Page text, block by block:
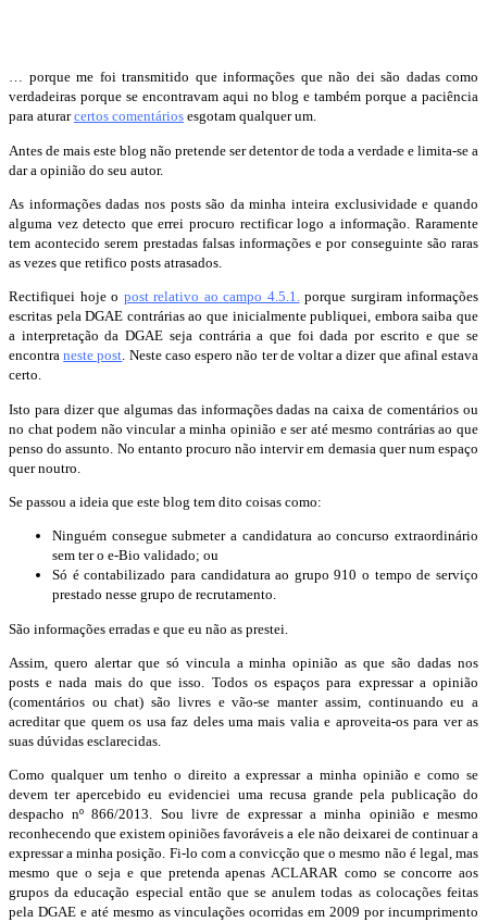
… porque me foi transmitido que informações que não dei são dadas como
verdadeiras porque se encontravam aqui no blog e também porque a paciência
para aturarcertos comentários esgotam qualquer um.
Antes de mais este blog não pretende ser detentor de toda a verdade e limita-se a
dar a opinião do seu autor.
As informações dadas nos posts são da minha inteira exclusividade e quando
alguma vez detecto que errei procuro rectificar logo a informação. Raramente
tem acontecido serem prestadas falsas informações e por conseguinte são raras
as vezes que retifico posts atrasados.
Rectifiquei hoje o post relativo ao campo 4.5.1.porque surgiram informações
escritas pela DGAE contrárias ao que inicialmente publiquei, embora saiba que
a interpretação da DGAE seja contrária a que foi dada por escrito e que se
encontraneste post. Neste caso espero não ter de voltar a dizer que afinal estava
certo.
Isto para dizer que algumas das informações dadas na caixa de comentários ou
no chat podem não vincular a minha opinião e ser até mesmo contrárias ao que
penso do assunto. No entanto procuro não intervir em demasia quer num espaço
quer noutro.
Se passou a ideia que este blog tem dito coisas como:
Ninguém consegue submeter a candidatura ao concurso extraordinário
sem ter o e-Bio validado; ou
Só é contabilizado para candidatura ao grupo 910 o tempo de serviço
prestado nesse grupo de recrutamento.
São informações erradas e que eu não as prestei.
Assim, quero alertar que só vincula a minha opinião as que são dadas nos
posts e nada mais do que isso. Todos os espaços para expressar a opinião
(comentários ou chat) são livres e vão-se manter assim, continuando eu a
acreditar que quem os usa faz deles uma mais valia e aproveita-os para ver as
suas dúvidas esclarecidas.
Como qualquer um tenho o direito a expressar a minha opinião e como se
devem ter apercebido eu evidenciei uma recusa grande pela publicação do
despacho nº 866/2013. Sou livre de expressar a minha opinião e mesmo
reconhecendo que existem opiniões favoráveis a ele não deixarei de continuar a
expressar a minha posição. Fi-lo com a convicção que o mesmo não é legal, mas
mesmo que o seja e que pretenda apenas ACLARAR como se concorre aos
grupos da educação especial então que se anulem todas as colocações feitas
pela DGAE e até mesmo as vinculações ocorridas em 2009 por incumprimento